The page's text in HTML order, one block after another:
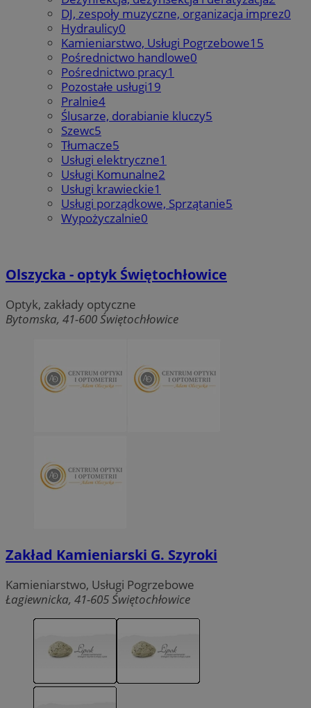
DJ, zespoły muzyczne, organizacja imprez0
Hydraulicy0
Kamieniarstwo, Usługi Pogrzebowe15
Pośrednictwo handlowe0
Pośrednictwo pracy1
Pozostałe usługi19
Pralnie4
Ślusarze, dorabianie kluczy5
Szewc5
Tłumacze5
Usługi elektryczne1
Usługi Komunalne2
Usługi krawieckie1
Usługi porządkowe, Sprzątanie5
Wypożyczalnie0
Olszycka - optyk Świętochłowice
Optyk, zakłady optyczne
Bytomska, 41-600 Świętochłowice
Zakład Kamieniarski G. Szyroki
Kamieniarstwo, Usługi Pogrzebowe
Łagiewnicka, 41-605 Świętochłowice